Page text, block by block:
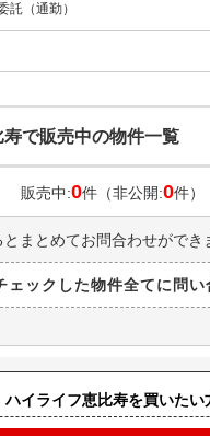
託（通勤）
で販売中の物件一覧
販売中:0件（非公開:0件）
まとめてお問合わせができ
ハイライフ恵比寿を買いたい